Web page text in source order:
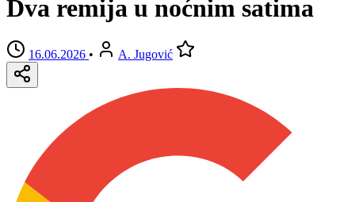
Dva remija u noćnim satima
16.06.2026 • A. Jugović